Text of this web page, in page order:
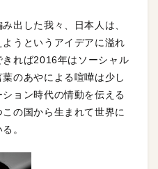
出した我々、日本人は、
うというアイデアに溢れ
れば2016年はソーシャル
のあやによる喧嘩は少し
ョン時代の情動を伝える
の国から生まれて世界に
。